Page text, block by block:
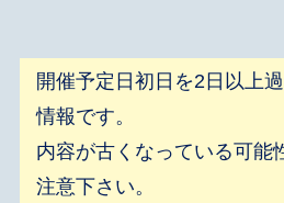
開催予定日初日を2日以上
情報です。
内容が古くなっている可能
注意下さい。